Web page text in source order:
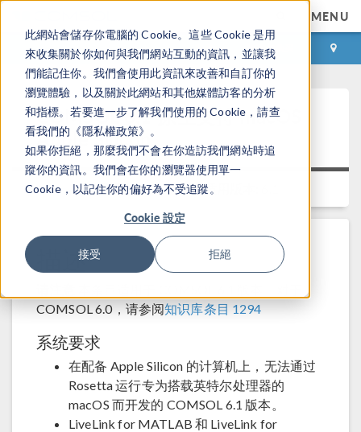
此網站會儲存你電腦的 Cookie。這些 Cookie 是用
來收集關於你如何與我們網站互動的資訊，並讓我
們能記住你。我們會使用此資訊來改善和自訂你的
瀏覽體驗，以及關於此網站和其他媒體訪客的分析
和指標。若要進一步了解我們使用的 Cookie，請查
看我們的《隱私權政策》。
如果你拒絕，那麼我們不會在你造訪我們網站時追
蹤你的資訊。我們會在你的瀏覽器使用單一
Cookie，以記住你的偏好為不受追蹤。
Cookie 設定
接受 拒絕
MENU
登录 咨询与购买
COMSOL 6.1 原生支持 macOS
Apple Silicon
适用平台: Macintosh适用版本:
描述
COMSOL 6.0，请参阅知识库条目 1294
系统要求
在配备 Apple Silicon 的计算机上，无法通过
Rosetta 运行专为搭载英特尔处理器的
macOS 而开发的 COMSOL 6.1 版本。
LiveLink for MATLAB 和 LiveLink for